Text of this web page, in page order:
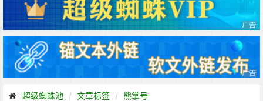
超级蜘蛛池 文章标签 熊掌号